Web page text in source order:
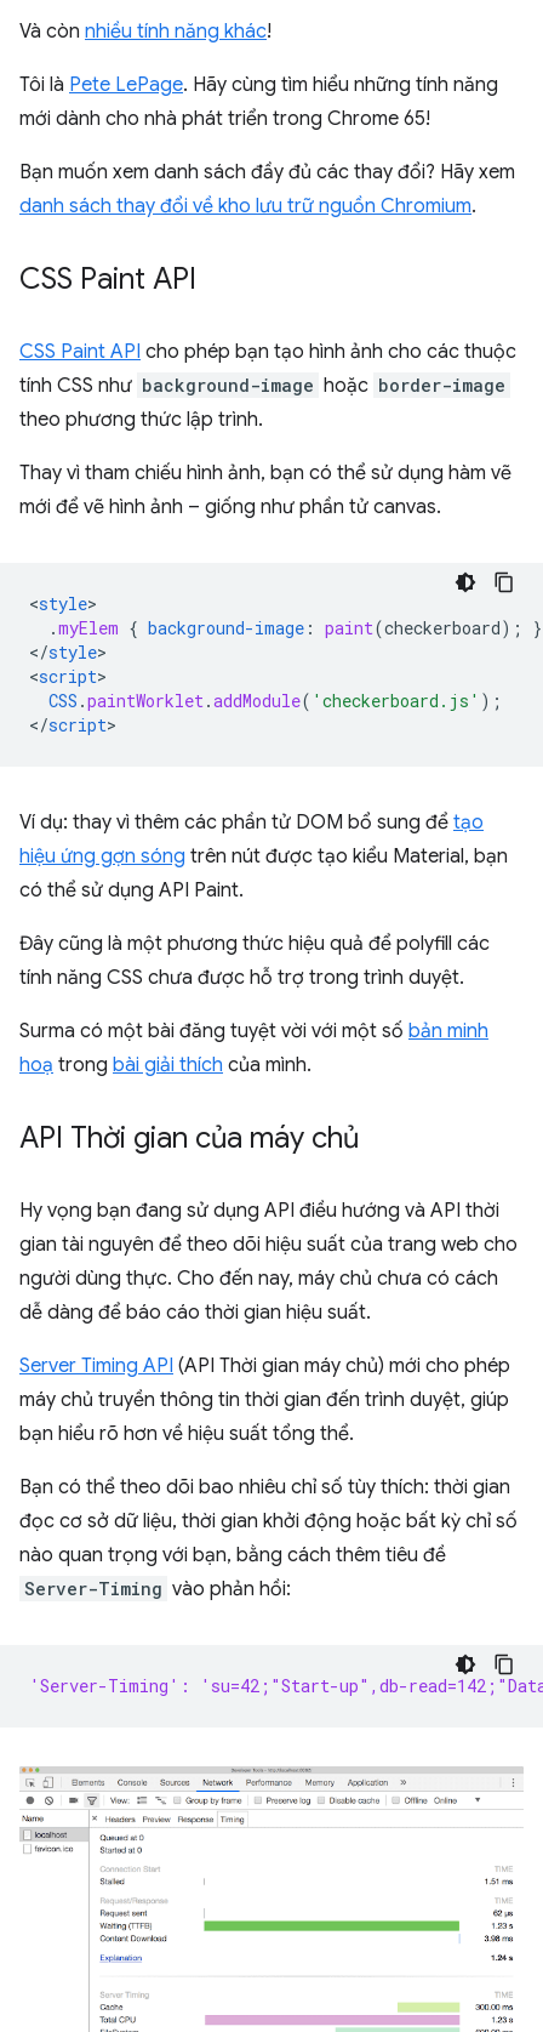
Và còn nhiều tính năng khác!
Tôi là Pete LePage. Hãy cùng tìm hiểu những tính năng
mới dành cho nhà phát triển trong Chrome 65!
Bạn muốn xem danh sách đầy đủ các thay đổi? Hãy xem
danh sách thay đổi về kho lưu trữ nguồn Chromium.
CSS Paint API
CSS Paint API cho phép bạn tạo hình ảnh cho các thuộc
tính CSS như background-image hoặc border-image
theo phương thức lập trình.
Thay vì tham chiếu hình ảnh, bạn có thể sử dụng hàm vẽ
mới để vẽ hình ảnh – giống như phần tử canvas.
<style
.myElem { background-image : paint(checkerboard);
}
</style>
<script
CSS .paintWorklet.addModule( 'checkerboard.js' );
</script
Ví dụ: thay vì thêm các phần tử DOM bổ sung để tạo
hiệu ứng gợn sóng trên nút được tạo kiểu Material, bạn
có thể sử dụng API Paint.
Đây cũng là một phương thức hiệu quả để polyfill các
tính năng CSS chưa được hỗ trợ trong trình duyệt.
Surma có một bài đăng tuyệt vời với một số bản minh
hoạ trong bài giải thích của mình.
API Thời gian của máy chủ
Hy vọng bạn đang sử dụng API điều hướng và API thời
gian tài nguyên để theo dõi hiệu suất của trang web cho
người dùng thực. Cho đến nay, máy chủ chưa có cách
dễ dàng để báo cáo thời gian hiệu suất.
Server Timing API (API Thời gian máy chủ) mới cho phép
máy chủ truyền thông tin thời gian đến trình duyệt, giúp
bạn hiểu rõ hơn về hiệu suất tổng thể.
Bạn có thể theo dõi bao nhiêu chỉ số tùy thích: thời gian
đọc cơ sở dữ liệu, thời gian khởi động hoặc bất kỳ chỉ số
nào quan trọng với bạn, bằng cách thêm tiêu đề
Server-Timing vào phản hồi:
'Server-Timing': 'su=42;"Start-up",db-